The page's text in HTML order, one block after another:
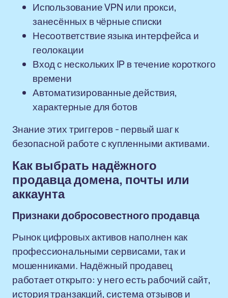
Использование VPN или прокси,
занесённых в чёрные списки
Несоответствие языка интерфейса и
геолокации
Вход с нескольких IP в течение короткого
времени
Автоматизированные действия,
характерные для ботов
Знание этих триггеров - первый шаг к
безопасной работе с купленными активами.
Как выбрать надёжного
продавца домена, почты или
аккаунта
Признаки добросовестного продавца
Рынок цифровых активов наполнен как
профессиональными сервисами, так и
мошенниками. Надёжный продавец
работает открыто: у него есть рабочий сайт,
история транзакций, система отзывов и